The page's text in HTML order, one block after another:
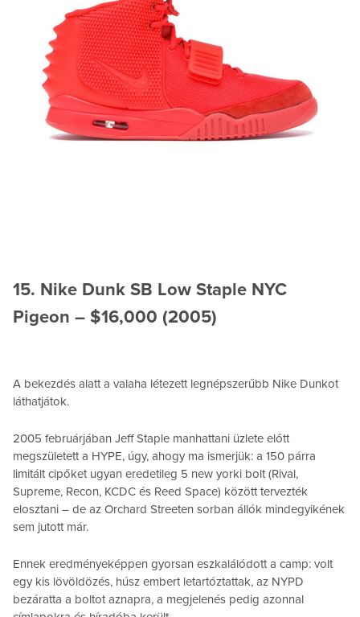
15. Nike Dunk SB Low Staple NYC
Pigeon – $16,000 (2005)
A bekezdés alatt a valaha létezett legnépszerűbb Nike Dunkot
láthatjátok.
2005 februárjában Jeff Staple manhattani üzlete előtt
megszületett a HYPE, úgy, ahogy ma ismerjük: a 150 párra
limitált cipőket ugyan eredetileg 5 new yorki bolt (Rival,
Supreme, Recon, KCDC és Reed Space) között tervezték
elosztani – de az Orchard Streeten sorban állók mindegyikének
sem jutott már.
Ennek eredményeképpen gyorsan eszkalálódott a camp: volt
egy kis lövöldözés, húsz embert letartóztattak, az NYPD
bezáratta a boltot aznapra, a megjelenés pedig azonnal